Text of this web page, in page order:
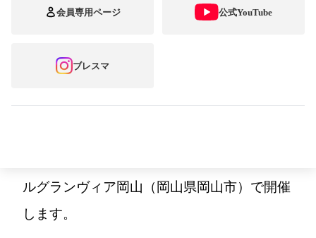
会員専用ページ 公式YouTube
ブレスマ
である日本臨床矯正歯科医会（会長：稲毛滋
調査結果などを共有し、互いに学び合い知識
を深めるために、2018 年 2 月 21 日（水）と
ルグランヴィア岡山（岡山県岡山市）で開催
します。